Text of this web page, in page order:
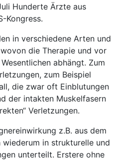
Hunderte Ärzte aus
Kongress.
in verschiedene Arten und
die Therapie und vor
abhängt. Zum
zum Beispiel
die zwar oft Einblutungen
der intakten Muskelfasern
Verletzungen.
z.B. aus dem
wiederum in strukturelle und
unterteilt. Erstere ohne